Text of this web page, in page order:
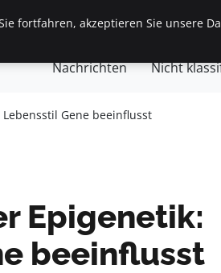
& Immobilien Frauen / Mode
Nachrichten Nicht
Gene beeinflusst
Epigenetik:
beeinflusst
fortfahren, akzeptieren Sie unsere